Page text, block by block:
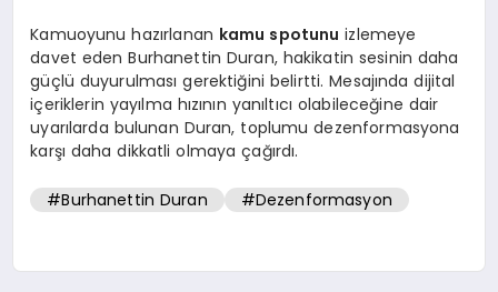
Kamuoyunu hazırlanan kamu spotunu izlemeye
davet eden Burhanettin Duran, hakikatin sesinin daha
güçlü duyurulması gerektiğini belirtti. Mesajında dijital
içeriklerin yayılma hızının yanıltıcı olabileceğine dair
uyarılarda bulunan Duran, toplumu dezenformasyona
karşı daha dikkatli olmaya çağırdı.
#Burhanettin Duran #Dezenformasyon